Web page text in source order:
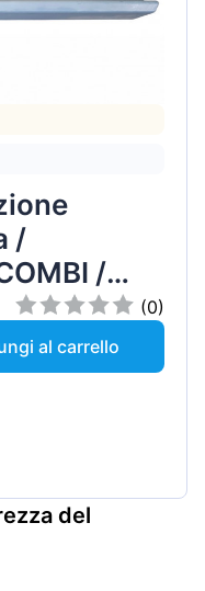
/
/
(0)
al carrello
del